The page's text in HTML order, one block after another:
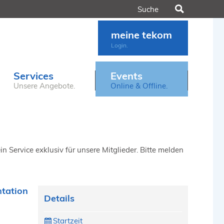
Services
Unsere Angebote.
Events
Online & Offline.
meine tekom
Login.
Service exklusiv für unsere Mitglieder. Bitte melden
Details
Startzeit